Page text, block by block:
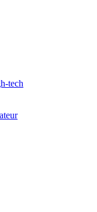
tech